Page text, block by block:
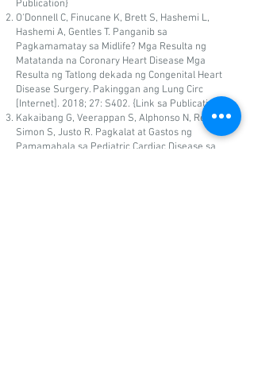
Publication}
O'Donnell C, Finucane K, Brett S, Hashemi L,
Hashemi A, Gentles T. Panganib sa
Pagkamamatay sa Midlife? Mga Resulta ng
Matatanda na Coronary Heart Disease Mga
Resulta ng Tatlong dekada ng Congenital Heart
Disease Surgery. Pakinggan ang Lung Circ
[Internet]. 2018; 27: S402. {Link sa Publication}
Kakaibang G, Veerappan S, Alphonso N, Refeld S,
Simon S, Justo R. Pagkalat at Gastos ng
Pamamahala sa Pediatric Cardiac Disease sa